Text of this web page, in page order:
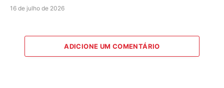
16 de julho de 2026
ADICIONE UM COMENTÁRIO